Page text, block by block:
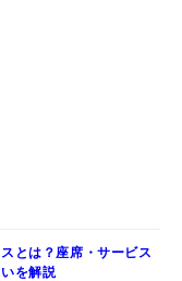
とは？座席・サービス
を解説